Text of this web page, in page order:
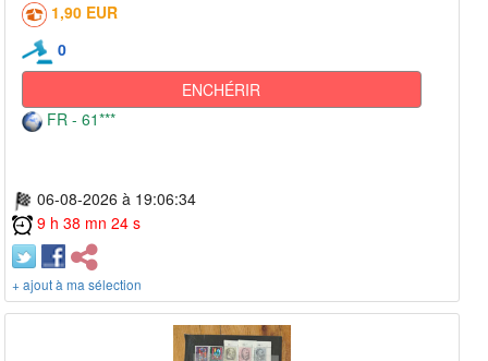
1,90 EUR
0
ENCHÉRIR
FR - 61***
06-08-2026 à 19:06:34
9 h 38 mn 24 s
+ ajout à ma sélection